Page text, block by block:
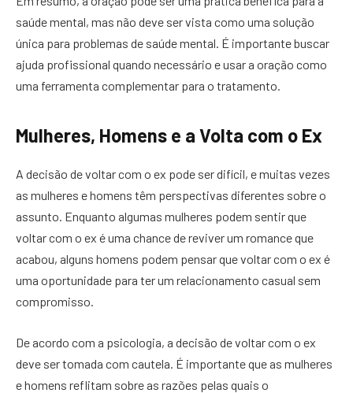
saúde mental, mas não deve ser vista como uma solução
única para problemas de saúde mental. É importante buscar
ajuda profissional quando necessário e usar a oração como
uma ferramenta complementar para o tratamento.
Mulheres, Homens e a Volta com o Ex
A decisão de voltar com o ex pode ser difícil, e muitas vezes
as mulheres e homens têm perspectivas diferentes sobre o
assunto. Enquanto algumas mulheres podem sentir que
voltar com o ex é uma chance de reviver um romance que
acabou, alguns homens podem pensar que voltar com o ex é
uma oportunidade para ter um relacionamento casual sem
compromisso.
De acordo com a psicologia, a decisão de voltar com o ex
deve ser tomada com cautela. É importante que as mulheres
e homens reflitam sobre as razões pelas quais o